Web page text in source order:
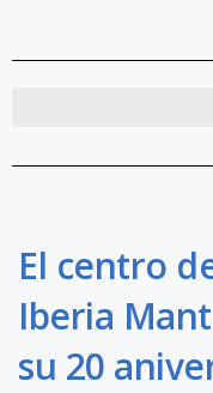
El centro
Iberia
su 20